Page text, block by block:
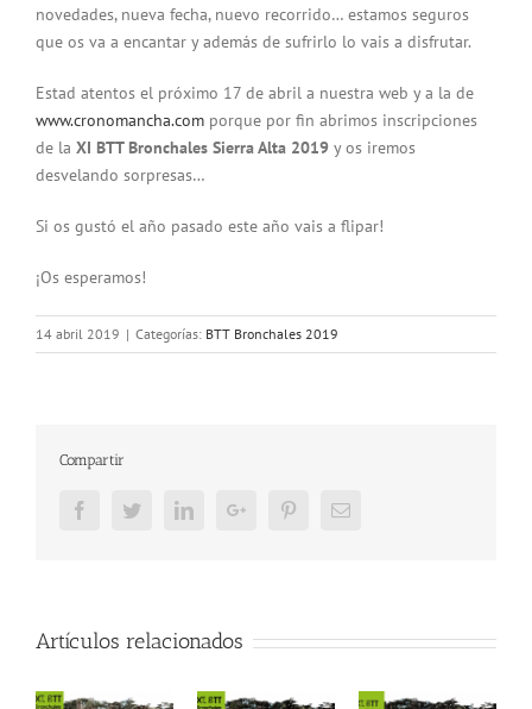
novedades, nueva fecha, nuevo recorrido… estamos seguros
que os va a encantar y además de sufrirlo lo vais a disfrutar.
Estad atentos el próximo 17 de abril a nuestra web y a la de
www.cronomancha.com porque por fin abrimos inscripciones
de la XI BTT Bronchales Sierra Alta 2019 y os iremos
desvelando sorpresas…
Si os gustó el año pasado este año vais a flipar!
¡Os esperamos!
14 abril 2019 | Categorías: BTT Bronchales 2019
Compartir
FacebookTwitterLinkedInGoogle+ PinterestEmail
Artículos relacionados